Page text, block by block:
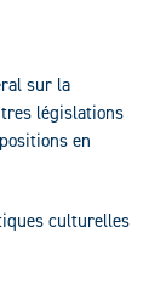
sur la
législations
en
culturelles